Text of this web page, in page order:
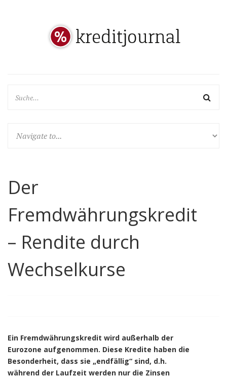
Der
Fremdwährungskredit
– Rendite durch
Wechselkurse
Ein Fremdwährungskredit wird außerhalb der
Eurozone aufgenommen. Diese Kredite haben die
Besonderheit, dass sie „endfällig“ sind, d.h.
während der Laufzeit werden nur die Zinsen